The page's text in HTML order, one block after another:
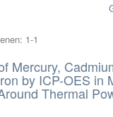
1-1
Mercury,
by ICP-OES in
Thermal